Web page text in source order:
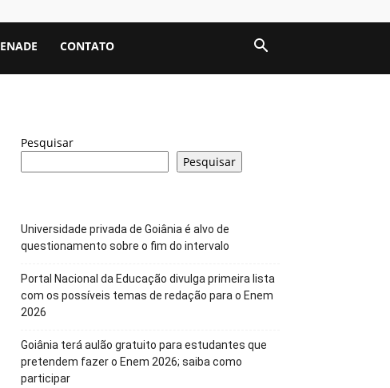
ENADE CONTATO
Pesquisar
Pesquisar
Universidade privada de Goiânia é alvo de
questionamento sobre o fim do intervalo
Portal Nacional da Educação divulga primeira lista
com os possíveis temas de redação para o Enem
2026
Goiânia terá aulão gratuito para estudantes que
pretendem fazer o Enem 2026; saiba como
participar